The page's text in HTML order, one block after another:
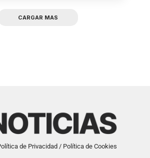
CARGAR MAS
de Privacidad / Política de Cookies